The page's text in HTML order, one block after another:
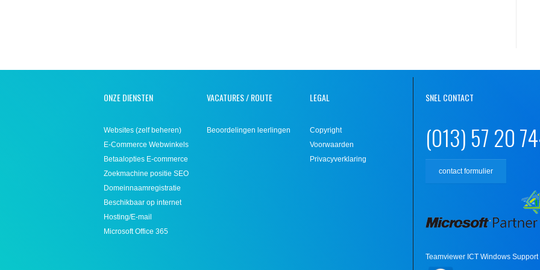
ONZE DIENSTEN
Websites (zelf beheren)
E-Commerce Webwinkels
Betaalopties E-commerce
Zoekmachine positie SEO
Domeinnaamregistratie
Beschikbaar op internet
Hosting/E-mail
Microsoft Office 365
VACATURES / ROUTE
Beoordelingen leerlingen
LEGAL
Copyright
Voorwaarden
Privacyverklaring
SNEL CONTACT
(013) 57 20
contact formulier
Teamviewer ICT Windows Support